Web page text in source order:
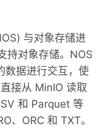
与对象存储进
持对象存储。NOS
数据进行交互，使
接从 MinIO 读取
和 Parquet 等
、ORC 和 TXT。